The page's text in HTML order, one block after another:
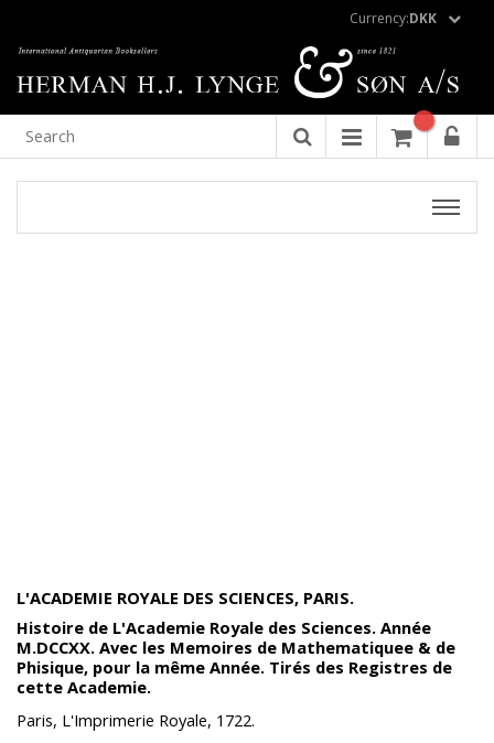
Currency:DKK
L'ACADEMIE ROYALE DES SCIENCES, PARIS.
Histoire de L'Academie Royale des Sciences. Année
M.DCCXX. Avec les Memoires de Mathematiquee & de
Phisique, pour la même Année. Tirés des Registres de
cette Academie.
Paris, L'Imprimerie Royale, 1722.